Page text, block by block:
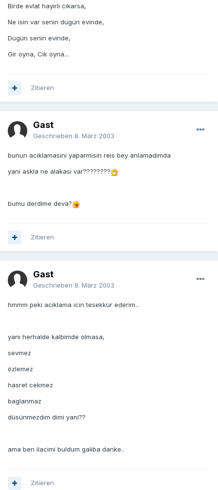
Birde evlat hayirli cikarsa,
Ne isin var senin dügün evinde,
Dügün senin evinde,
Gir oyna, Cik oyna...
Zitieren
Gast
Geschrieben 8. März 2003
bunun aciklamasini yaparmisin reis bey anlamadimda
yani askla ne alakasi var????????
bumu derdime deva?
Zitieren
Gast
Geschrieben 8. März 2003
hmmm peki aciklama icin tesekkür ederim..
yani herhalde kalbimde olmasa,
sevmez
özlemez
hasret cekmez
baglanmaz
düsünmezdim dimi yani??
ama ben ilacimi buldum galiba danke..
Zitieren